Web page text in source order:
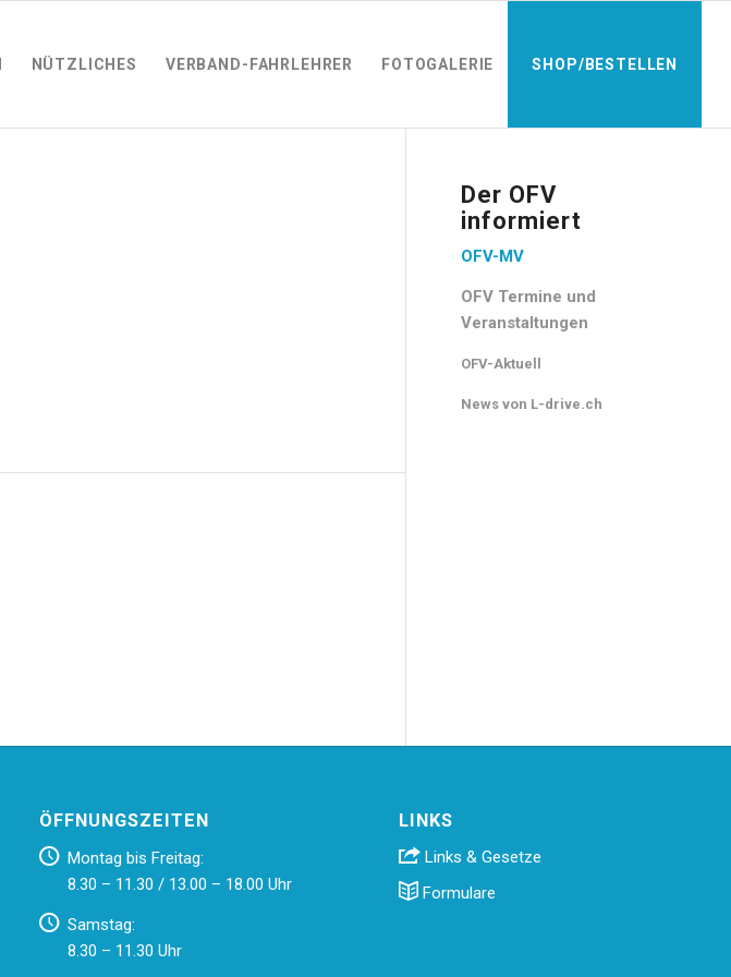
NÜTZLICHES VERBAND-FAHRLEHRER FOTOGALERIE SHOP/BESTELLEN
Der OFV
informiert
OFV-MV
OFV Termine und
Veranstaltungen
OFV-Aktuell
News von L-drive.ch
ÖFFNUNGSZEITEN
Montag bis Freitag:
8.30 – 11.30 / 13.00 – 18.00 Uhr
Samstag:
8.30 – 11.30 Uhr
LINKS
Links & Gesetze
Formulare